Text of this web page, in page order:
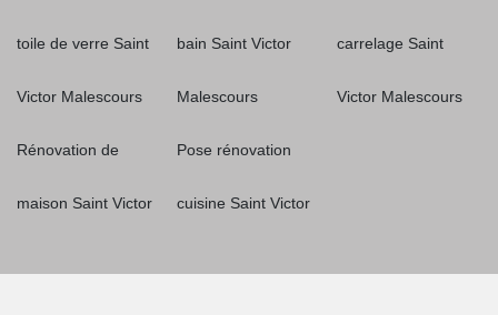
toile de verre Saint
Victor Malescours
Rénovation de
maison Saint Victor
bain Saint Victor
Malescours
Pose rénovation
cuisine Saint Victor
carrelage Saint
Victor Malescours